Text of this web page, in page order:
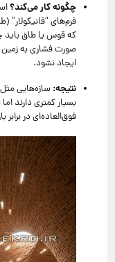
چگونه کار می‌کند؟
فرم‌های “فانیکولار”
که قوس یا طاق باید
صورت فشاری به
ایجاد نشود.
نتیجه: سازه‌هایی
بسیار کمتری دارند
فوق‌العاده‌ای در